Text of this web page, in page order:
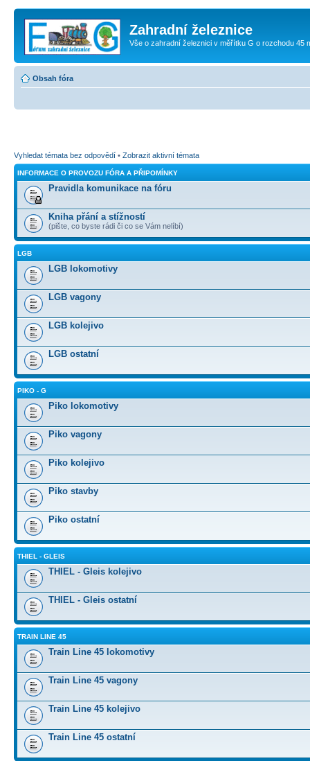
Zahradní železnice
Vše o zahradní železnici v měřítku G o rozchodu 45
Obsah fóra
Vyhledat témata bez odpovědí • Zobrazit aktivní témata
INFORMACE O PROVOZU FÓRA A PŘIPOMÍNKY
Pravidla komunikace na fóru
Kniha přání a stížností
(pište, co byste rádi či co se Vám nelíbí)
LGB
LGB lokomotivy
LGB vagony
LGB kolejivo
LGB ostatní
PIKO - G
Piko lokomotivy
Piko vagony
Piko kolejivo
Piko stavby
Piko ostatní
THIEL - GLEIS
THIEL - Gleis kolejivo
THIEL - Gleis ostatní
TRAIN LINE 45
Train Line 45 lokomotivy
Train Line 45 vagony
Train Line 45 kolejivo
Train Line 45 ostatní